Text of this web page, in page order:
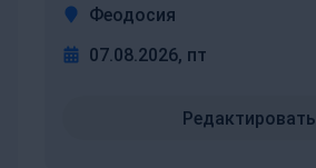
Феодосия
07.08.2026, пт
Редактировать